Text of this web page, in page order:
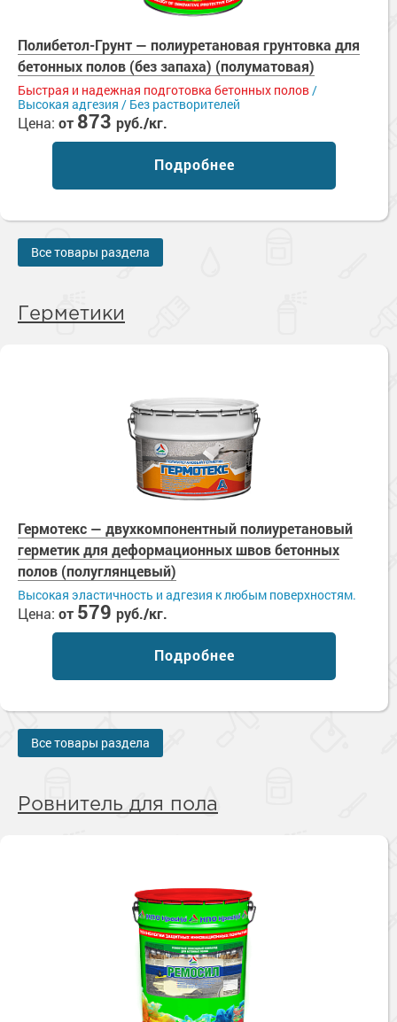
Полибетол-Грунт — полиуретановая грунтовка для
бетонных полов (без запаха) (полуматовая)
Быстрая и надежная подготовка бетонных полов/
Высокая адгезия / Без растворителей
Цена: от 873 руб./кг.
Подробнее
Все товары раздела
Герметики
Гермотекс — двухкомпонентный полиуретановый
герметик для деформационных швов бетонных
полов (полуглянцевый)
Высокая эластичность и адгезия к любым поверхностям.
Цена: от 579 руб./кг.
Подробнее
Все товары раздела
Ровнитель для пола